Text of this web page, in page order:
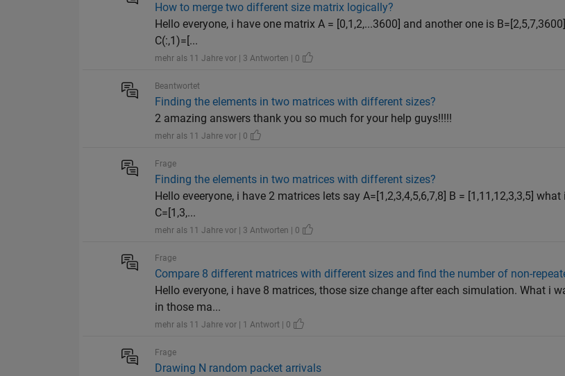
How to merge two different size matrix logically?
Hello everyone, i have one matrix A = [0,1,2,...3600] and another one is
C(:,1)=[...
mehr als 11 Jahre vor | 3 Antworten | 0
Beantwortet
Finding the elements in two matrices with different sizes?
2 amazing answers thank you so much for your help guys!!!!!
mehr als 11 Jahre vor | 0
Frage
Finding the elements in two matrices with different sizes?
Hello eveeryone, i have 2 matrices lets say A=[1,2,3,4,5,6,7,8] B = [1,11,12,3,3,5]
C=[1,3,...
mehr als 11 Jahre vor | 3 Antworten | 0
Frage
Compare 8 different matrices with different sizes and find the number of non-
Hello everyone, i have 8 matrices, those size change after each simulation. What i
in those ma...
mehr als 11 Jahre vor | 1 Antwort | 0
Frage
Drawing N random packet arrivals